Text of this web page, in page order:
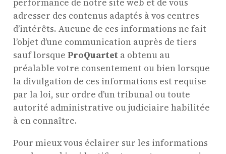
performance de notre site web et de vous
adresser des contenus adaptés à vos centres
d’intérêts. Aucune de ces informations ne fait
l’objet d’une communication auprès de tiers
sauf lorsqueProQuartet a obtenu au
préalable votre consentement ou bien lorsque
la divulgation de ces informations est requise
par la loi, sur ordre d’un tribunal ou toute
autorité administrative ou judiciaire habilitée
à en connaître.
Pour mieux vous éclairer sur les informations